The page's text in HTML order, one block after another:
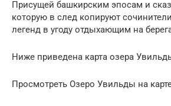
Присущей башкирским эпосам и
которую в след копируют
легенд в угоду отдыхающим на
Ниже приведена карта озера
Просмотреть Озеро Увильды на